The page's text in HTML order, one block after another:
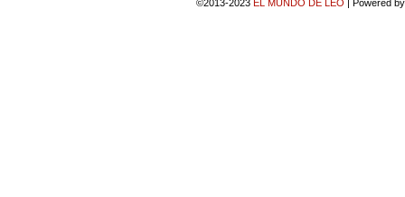
©2013-2023 EL MUNDO DE LEO | Powered